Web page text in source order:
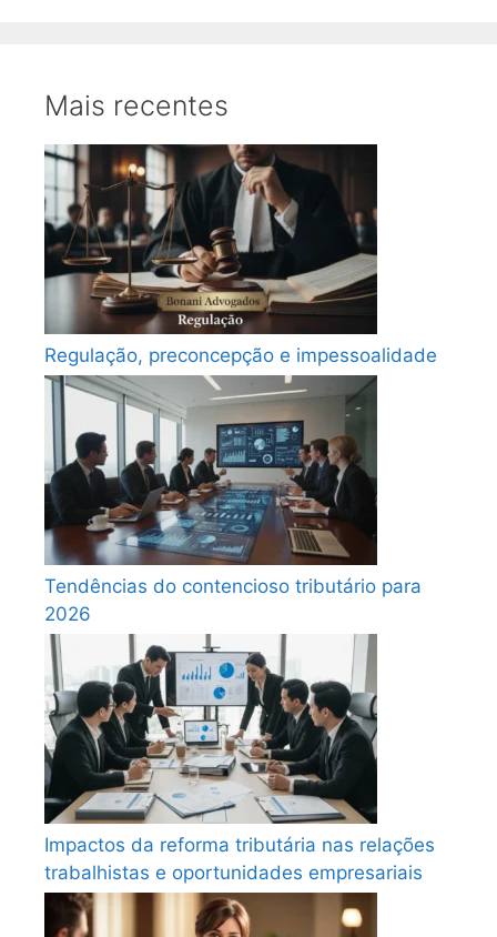
Mais recentes
Regulação, preconcepção e impessoalidade
Tendências do contencioso tributário para
2026
Impactos da reforma tributária nas relações
trabalhistas e oportunidades empresariais